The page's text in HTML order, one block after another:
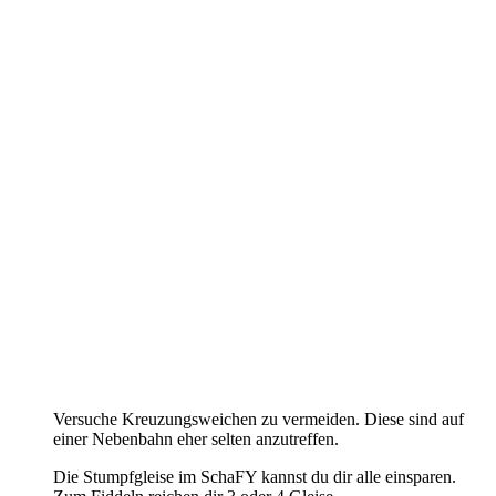
Versuche Kreuzungsweichen zu vermeiden. Diese sind auf
einer Nebenbahn eher selten anzutreffen.
Die Stumpfgleise im SchaFY kannst du dir alle einsparen.